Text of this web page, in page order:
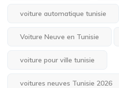
voiture automatique tunisie
Voiture Neuve en Tunisie
voiture pour ville tunisie
voitures neuves Tunisie 2026